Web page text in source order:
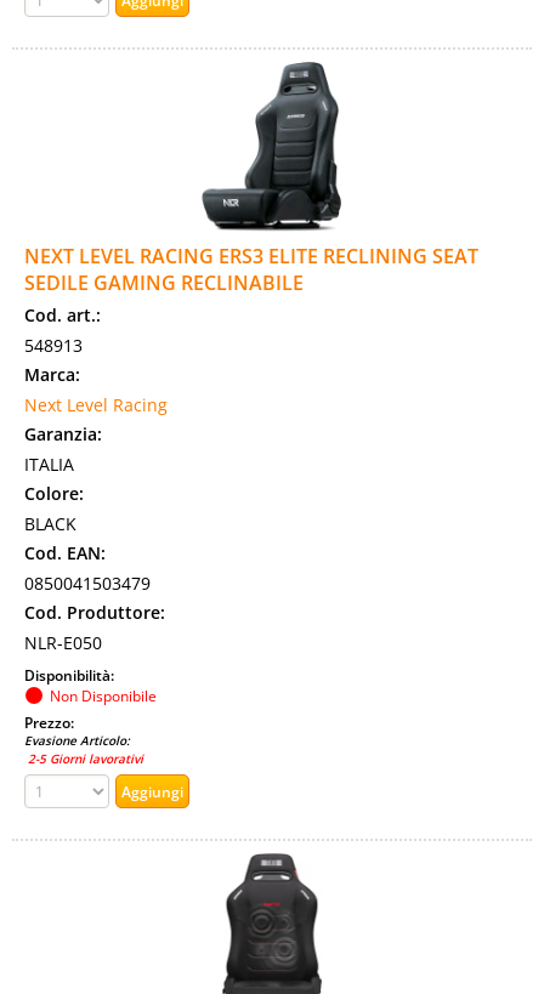
NEXT LEVEL RACING ERS3 ELITE RECLINING SEAT
SEDILE GAMING RECLINABILE
Cod. art.:
548913
Marca:
Next Level Racing
Garanzia:
ITALIA
Colore:
BLACK
Cod. EAN:
0850041503479
Cod. Produttore:
NLR-E050
Disponibilità:
Non Disponibile
Prezzo:
Evasione Articolo:
2-5 Giorni lavorativi